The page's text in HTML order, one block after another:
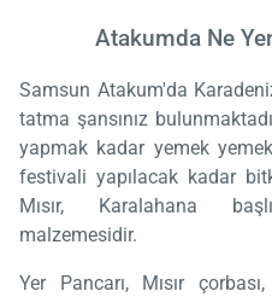
Atakumda Ne
Samsun Atakum'da
tatma şansınız
yapmak kadar yemek
festivali yapılacak kadar
Mısır, Karalahana
malzemesidir.
Yer Pancarı, Mısır